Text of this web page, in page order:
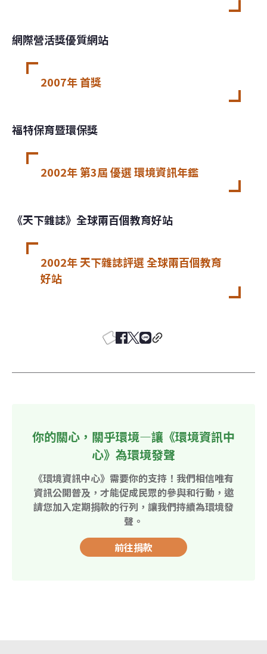
網際營活獎優質網站
2007年 首獎
福特保育暨環保獎
2002年 第3屆 優選 環境資訊年鑑
《天下雜誌》全球兩百個教育好站
2002年 天下雜誌評選 全球兩百個教育
好站
你的關心，關乎環境—讓《環境資訊中
心》為環境發聲
《環境資訊中心》需要你的支持！我們相信唯有
資訊公開普及，才能促成民眾的參與和行動，邀
請您加入定期捐款的行列，讓我們持續為環境發
聲。
前往捐款